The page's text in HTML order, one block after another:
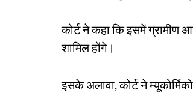
कोर्ट ने कहा कि इसमें
शामिल होंगे।
इसके अलावा, कोर्ट ने